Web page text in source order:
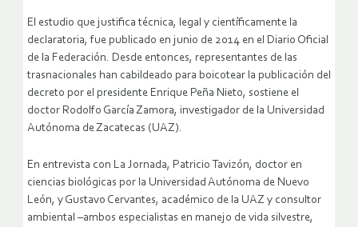
El estudio que justifica técnica, legal y científicamente la
declaratoria, fue publicado en junio de 2014 en el Diario Oficial
de la Federación. Desde entonces, representantes de las
trasnacionales han cabildeado para boicotear la publicación del
decreto por el presidente Enrique Peña Nieto, sostiene el
doctor Rodolfo García Zamora, investigador de la Universidad
Autónoma de Zacatecas (UAZ).
En entrevista con La Jornada, Patricio Tavizón, doctor en
ciencias biológicas por la Universidad Autónoma de Nuevo
León, y Gustavo Cervantes, académico de la UAZ y consultor
ambiental –ambos especialistas en manejo de vida silvestre,